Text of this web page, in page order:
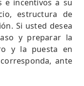
e incentivos a su
estructura de
Si usted desea
y preparar la
y la puesta en
ante